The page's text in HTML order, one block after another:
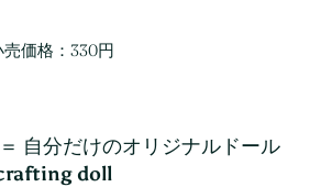
価格：330円
自分だけのオリジナルドール
doll